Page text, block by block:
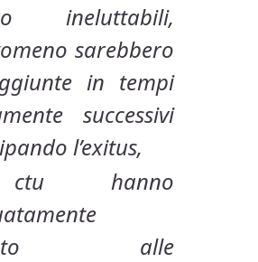
ineluttabili,
sarebbero
in tempi
successivi
l’exitus,
hanno
alle